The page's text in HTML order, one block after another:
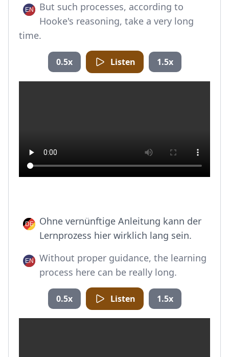
But such processes, according to
Hooke's reasoning, take a very long
time.
0.5x Listen 1.5x
Ohne vernünftige Anleitung kann der
Lernprozess hier wirklich lang sein.
Without proper guidance, the learning
process here can be really long.
0.5x Listen 1.5x